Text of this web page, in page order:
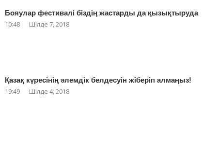
Бояулар фестивалі біздің жастарды да қызықтыруда
10:48 Шілде 7, 2018
Қазақ күресінің әлемдік белдесуін жіберіп алмаңыз!
19:49 Шілде 4, 2018